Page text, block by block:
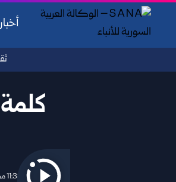
2026/02/07 11:38 مساءً